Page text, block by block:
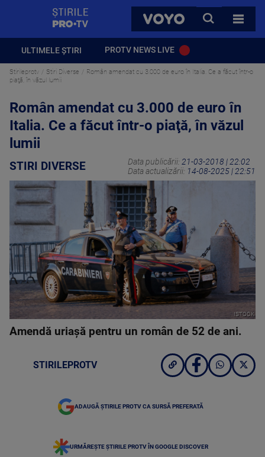
VOYO
CAUTA
TOATE
ULTIMELE ȘTIRI PROTV NEWS LIVE
Stirileprotv Stiri Diverse
Român amendat cu 3.000 de euro în Italia. Ce a făcut într-o
piaţă, în văzul lumii
Român amendat cu 3.000 de euro în
Italia. Ce a făcut într-o piaţă, în văzul
lumii
STIRI DIVERSE Data publicării: 21-03-2018 | 22:02
Data actualizării: 14-08-2025 | 22:51
ISTOCK
Amendă uriaşă pentru un român de 52 de ani.
STIRILEPROTV
ADAUGĂ ȘTIRILE PROTV CA SURSĂ PREFERATĂ
URMĂREȘTE ȘTIRILE PROTV ÎN GOOGLE DISCOVER